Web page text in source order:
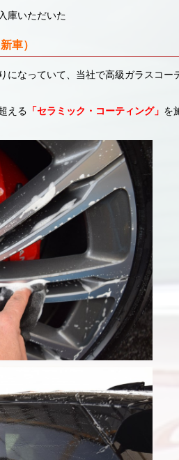
庫いただいた
車）
になっていて、当社で高級ガラスコー
える 「セラミック・コーティング」 を